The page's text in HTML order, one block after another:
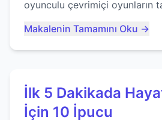
oyunculu çevrimiçi oyunların
Makalenin Tamamını Oku →
İlk 5 Dakikada
İçin 10 İpucu